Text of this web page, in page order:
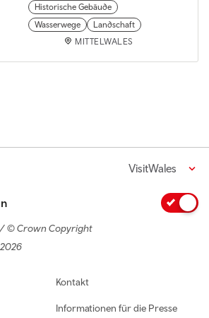
Historische Gebäude
Wasserwege
Landschaft
MITTELWALES
VisitWales
© Crown Copyright
Kontakt
Informationen für die Presse